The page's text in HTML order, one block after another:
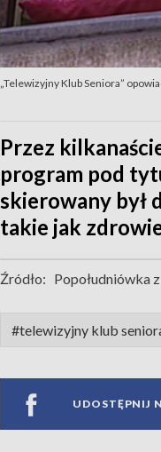
„Telewizyjny Klub Seniora”
Przez
program pod
skierowany był
takie jak
Źródło: Popołudniówka
#telewizyjny klub
UDOSTĘPNIJ